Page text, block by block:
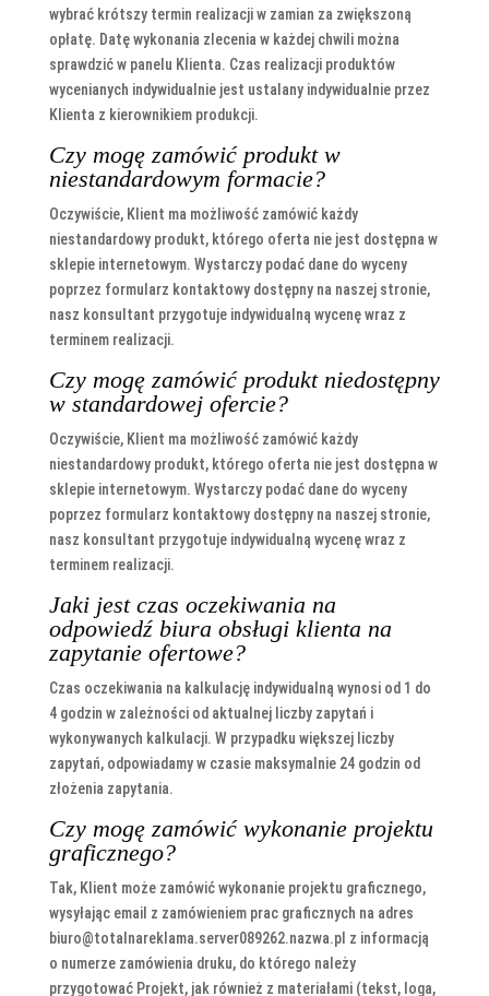
wybrać krótszy termin realizacji w zamian za zwiększoną
opłatę. Datę wykonania zlecenia w każdej chwili można
sprawdzić w panelu Klienta. Czas realizacji produktów
wycenianych indywidualnie jest ustalany indywidualnie przez
Klienta z kierownikiem produkcji.
Czy mogę zamówić produkt w
niestandardowym formacie?
Oczywiście, Klient ma możliwość zamówić każdy
niestandardowy produkt, którego oferta nie jest dostępna w
sklepie internetowym. Wystarczy podać dane do wyceny
poprzez formularz kontaktowy dostępny na naszej stronie,
nasz konsultant przygotuje indywidualną wycenę wraz z
terminem realizacji.
Czy mogę zamówić produkt niedostępny
w standardowej ofercie?
Oczywiście, Klient ma możliwość zamówić każdy
niestandardowy produkt, którego oferta nie jest dostępna w
sklepie internetowym. Wystarczy podać dane do wyceny
poprzez formularz kontaktowy dostępny na naszej stronie,
nasz konsultant przygotuje indywidualną wycenę wraz z
terminem realizacji.
Jaki jest czas oczekiwania na
odpowiedź biura obsługi klienta na
zapytanie ofertowe?
Czas oczekiwania na kalkulację indywidualną wynosi od 1 do
4 godzin w zależności od aktualnej liczby zapytań i
wykonywanych kalkulacji. W przypadku większej liczby
zapytań, odpowiadamy w czasie maksymalnie 24 godzin od
złożenia zapytania.
Czy mogę zamówić wykonanie projektu
graficznego?
Tak, Klient może zamówić wykonanie projektu graficznego,
wysyłając email z zamówieniem prac graficznych na adres
biuro@totalnareklama.server089262.nazwa.pl z informacją
o numerze zamówienia druku, do którego należy
przygotować Projekt, jak również z materiałami (tekst, loga,